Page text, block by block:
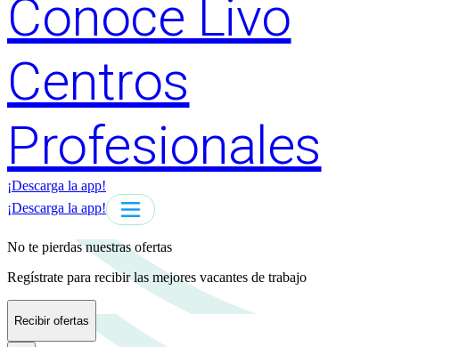
Conoce Livo
Centros
Profesionales
¡Descarga la app!
¡Descarga la app!
No te pierdas nuestras ofertas
Regístrate para recibir las mejores vacantes de trabajo
Recibir ofertas